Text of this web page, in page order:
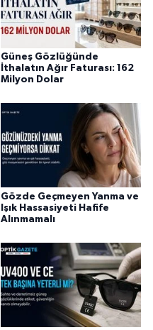
Güneş Gözlüğünde
İthalatın Ağır Faturası: 162
Milyon Dolar
Gözde Geçmeyen Yanma ve
Işık Hassasiyeti Hafife
Alınmamalı